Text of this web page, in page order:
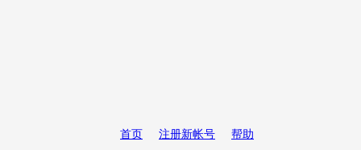
首页 注册新帐号 帮助